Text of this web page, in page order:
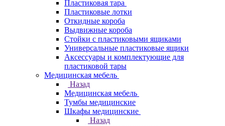
Пластиковая тара
Пластиковые лотки
Откидные короба
Выдвижные короба
Стойки с пластиковыми ящиками
Универсальные пластиковые ящики
Аксессуары и комплектующие для
пластиковой тары
Медицинская мебель
Назад
Медицинская мебель
Тумбы медицинские
Шкафы медицинские
Назад